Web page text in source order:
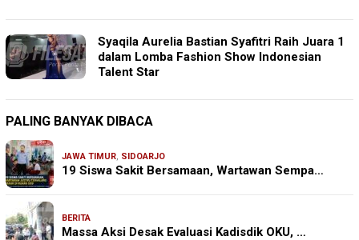
Syaqila Aurelia Bastian Syafitri Raih Juara 1
dalam Lomba Fashion Show Indonesian
Talent Star
PALING BANYAK DIBACA
JAWA TIMUR, SIDOARJO
19 Siswa Sakit Bersamaan, Wartawan Sempa…
BERITA
Massa Aksi Desak Evaluasi Kadisdik OKU, …